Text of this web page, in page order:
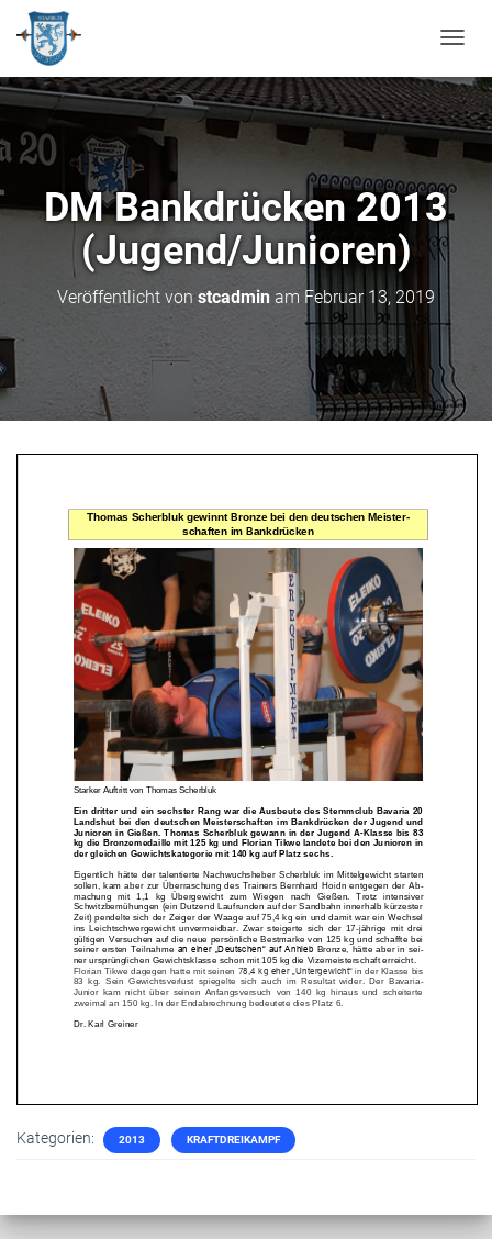
A
V
I
O
A
L
T
N
DM Bankdrücken 2013
(Jugend/Junioren)
Veröffentlicht vonstcadmin am Februar 13, 2019
Kategorien: 2013 KRAFTDREIKAMPF